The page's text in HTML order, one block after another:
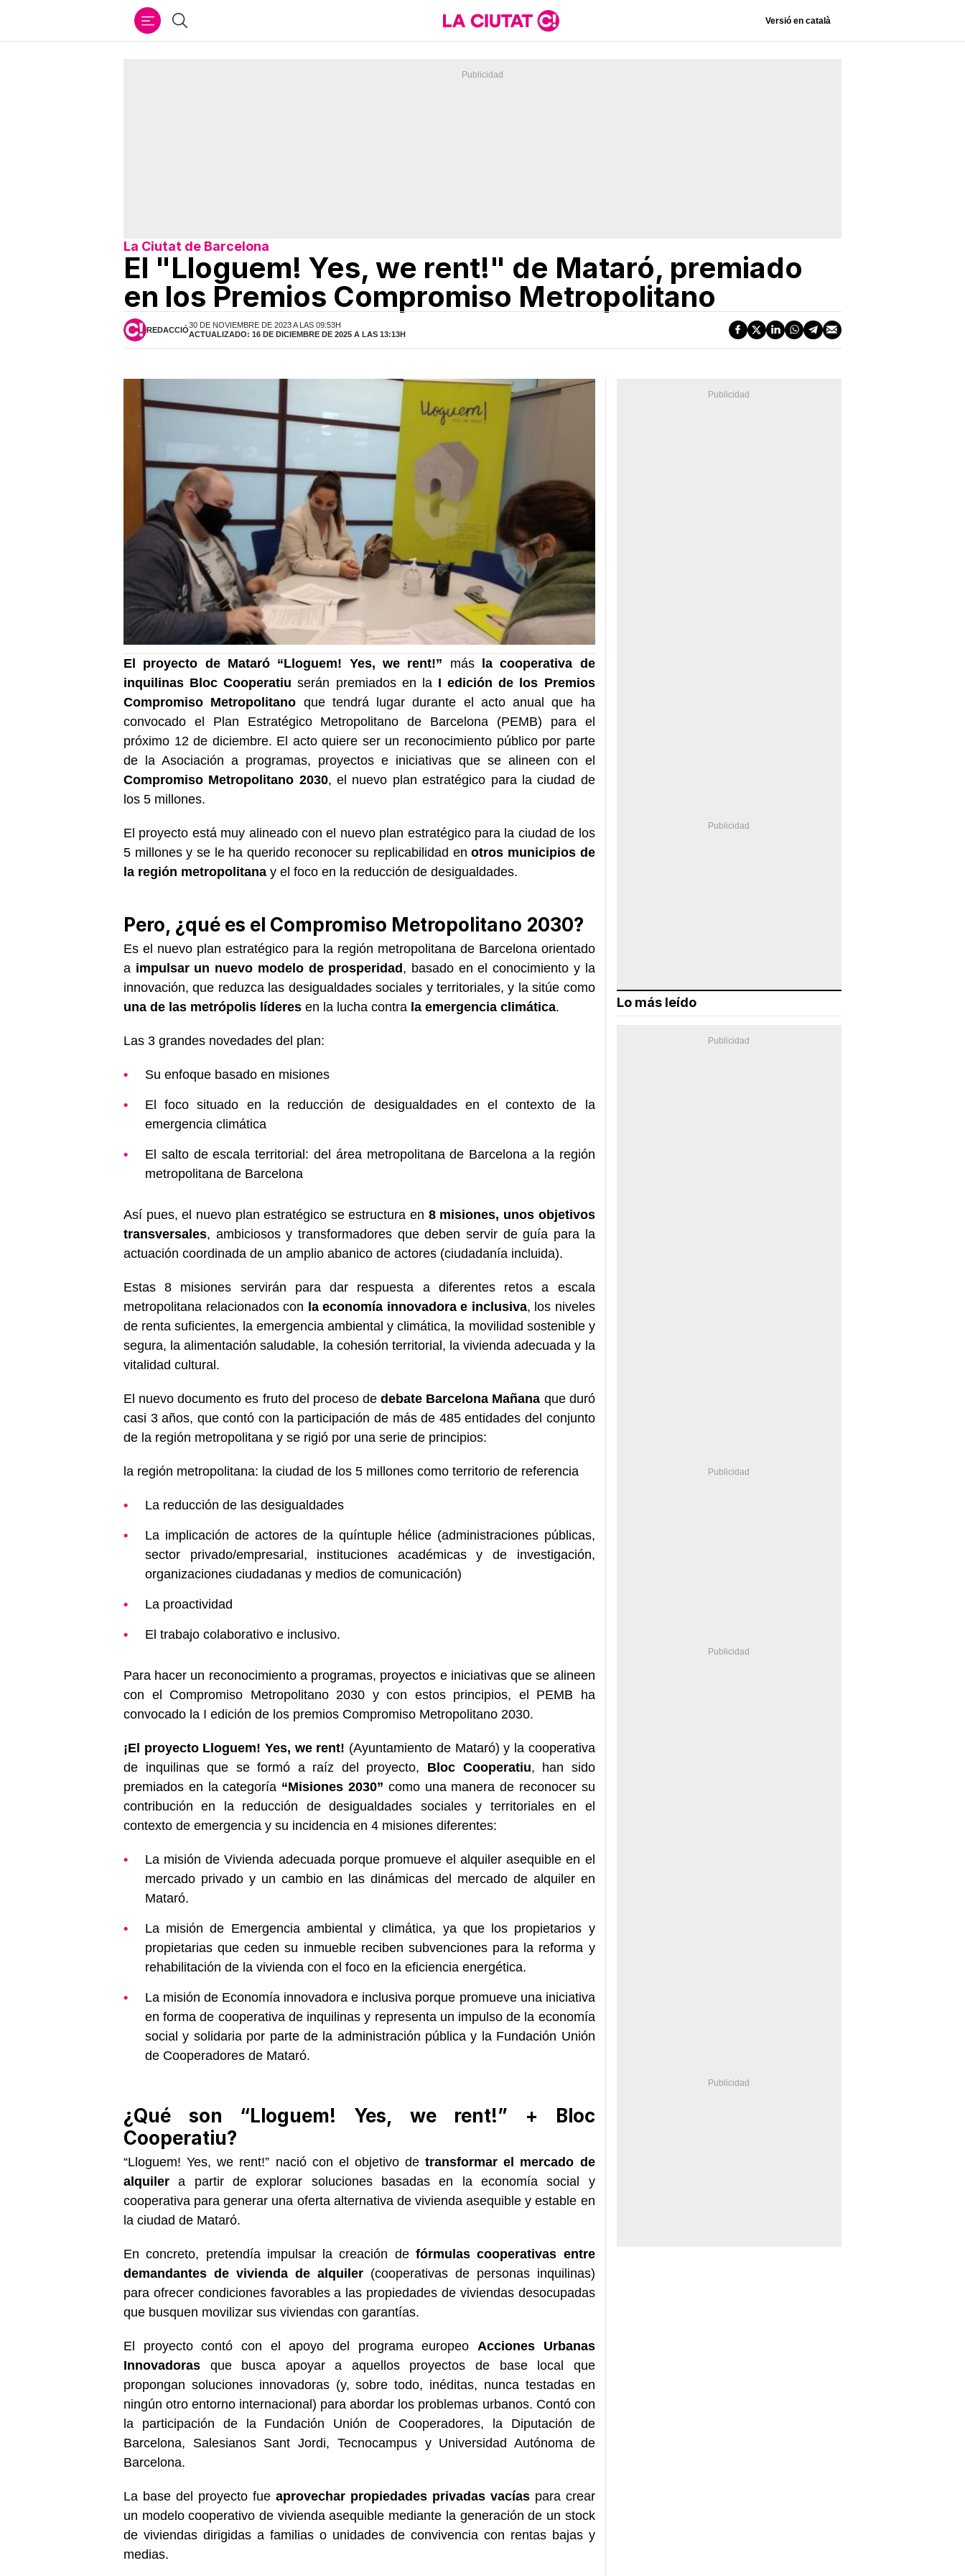
Buscar Versió en català
La Ciutat de Barcelona
El "Lloguem! Yes, we rent!" de Mataró, premiado
en los Premios Compromiso Metropolitano
REDACCIÓ
30 DE NOVIEMBRE DE 2023 A LAS 09:53H
ACTUALIZADO: 16 DE DICIEMBRE DE 2025 A LAS 13:13H
El proyecto de Mataró “Lloguem! Yes, we rent!” más la cooperativa de
inquilinas Bloc Cooperatiu serán premiados en la I edición de los Premios
Compromiso Metropolitano que tendrá lugar durante el acto anual que ha
convocado el Plan Estratégico Metropolitano de Barcelona (PEMB) para el
próximo 12 de diciembre. El acto quiere ser un reconocimiento público por parte
de la Asociación a programas, proyectos e iniciativas que se alineen con el
Compromiso Metropolitano 2030, el nuevo plan estratégico para la ciudad de
los 5 millones.
El proyecto está muy alineado con el nuevo plan estratégico para la ciudad de los
5 millones y se le ha querido reconocer su replicabilidad enotros municipios de
la región metropolitana y el foco en la reducción de desigualdades.
Pero, ¿qué es el Compromiso Metropolitano 2030?
Es el nuevo plan estratégico para la región metropolitana de Barcelona orientado
a impulsar un nuevo modelo de prosperidad, basado en el conocimiento y la
innovación, que reduzca las desigualdades sociales y territoriales, y la sitúe como
una de las metrópolis líderes en la lucha contra la emergencia climática.
Las 3 grandes novedades del plan:
Su enfoque basado en misiones
El foco situado en la reducción de desigualdades en el contexto de la
emergencia climática
El salto de escala territorial: del área metropolitana de Barcelona a la región
metropolitana de Barcelona
Así pues, el nuevo plan estratégico se estructura en 8 misiones, unos objetivos
transversales, ambiciosos y transformadores que deben servir de guía para la
actuación coordinada de un amplio abanico de actores (ciudadanía incluida).
Estas 8 misiones servirán para dar respuesta a diferentes retos a escala
metropolitana relacionados con la economía innovadora e inclusiva, los niveles
de renta suficientes, la emergencia ambiental y climática, la movilidad sostenible y
segura, la alimentación saludable, la cohesión territorial, la vivienda adecuada y la
vitalidad cultural.
El nuevo documento es fruto del proceso dedebate Barcelona Mañana que duró
casi 3 años, que contó con la participación de más de 485 entidades del conjunto
de la región metropolitana y se rigió por una serie de principios:
la región metropolitana: la ciudad de los 5 millones como territorio de referencia
La reducción de las desigualdades
La implicación de actores de la quíntuple hélice (administraciones públicas,
sector privado/empresarial, instituciones académicas y de investigación,
organizaciones ciudadanas y medios de comunicación)
La proactividad
El trabajo colaborativo e inclusivo.
Para hacer un reconocimiento a programas, proyectos e iniciativas que se alineen
con el Compromiso Metropolitano 2030 y con estos principios, el PEMB ha
convocado la I edición de los premios Compromiso Metropolitano 2030.
¡El proyecto Lloguem! Yes, we rent! (Ayuntamiento de Mataró) y la cooperativa
de inquilinas que se formó a raíz del proyecto, Bloc Cooperatiu, han sido
premiados en la categoría “Misiones 2030” como una manera de reconocer su
contribución en la reducción de desigualdades sociales y territoriales en el
contexto de emergencia y su incidencia en 4 misiones diferentes:
La misión de Vivienda adecuada porque promueve el alquiler asequible en el
mercado privado y un cambio en las dinámicas del mercado de alquiler en
Mataró.
La misión de Emergencia ambiental y climática, ya que los propietarios y
propietarias que ceden su inmueble reciben subvenciones para la reforma y
rehabilitación de la vivienda con el foco en la eficiencia energética.
La misión de Economía innovadora e inclusiva porque promueve una iniciativa
en forma de cooperativa de inquilinas y representa un impulso de la economía
social y solidaria por parte de la administración pública y la Fundación Unión
de Cooperadores de Mataró.
¿Qué son “Lloguem! Yes, we rent!” + Bloc
Cooperatiu?
“Lloguem! Yes, we rent!” nació con el objetivo detransformar el mercado de
alquiler a partir de explorar soluciones basadas en la economía social y
cooperativa para generar una oferta alternativa de vivienda asequible y estable en
la ciudad de Mataró.
En concreto, pretendía impulsar la creación defórmulas cooperativas entre
demandantes de vivienda de alquiler(cooperativas de personas inquilinas)
para ofrecer condiciones favorables a las propiedades de viviendas desocupadas
que busquen movilizar sus viviendas con garantías.
El proyecto contó con el apoyo del programa europeo Acciones Urbanas
Innovadoras que busca apoyar a aquellos proyectos de base local que
propongan soluciones innovadoras (y, sobre todo, inéditas, nunca testadas en
ningún otro entorno internacional) para abordar los problemas urbanos. Contó con
la participación de la Fundación Unión de Cooperadores, la Diputación de
Barcelona, Salesianos Sant Jordi, Tecnocampus y Universidad Autónoma de
Barcelona.
La base del proyecto fue aprovechar propiedades privadas vacíaspara crear
un modelo cooperativo de vivienda asequible mediante la generación de un stock
de viviendas dirigidas a familias o unidades de convivencia con rentas bajas y
medias.
Lo más leído